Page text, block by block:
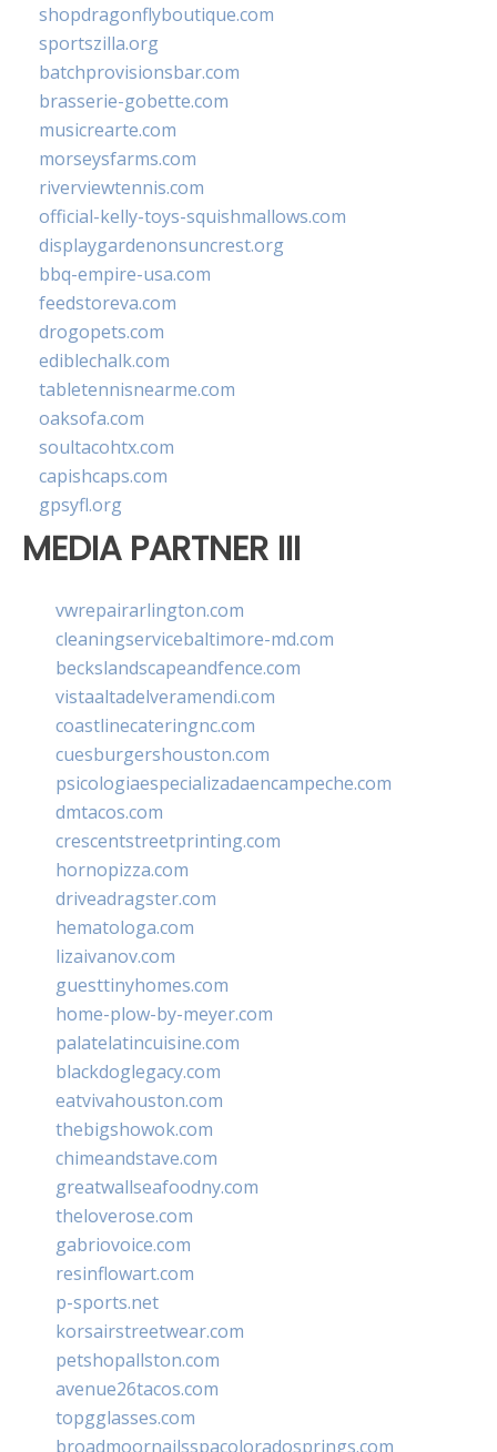
shopdragonflyboutique.com
sportszilla.org
batchprovisionsbar.com
brasserie-gobette.com
musicrearte.com
morseysfarms.com
riverviewtennis.com
official-kelly-toys-squishmallows.com
displaygardenonsuncrest.org
bbq-empire-usa.com
feedstoreva.com
drogopets.com
ediblechalk.com
tabletennisnearme.com
oaksofa.com
soultacohtx.com
capishcaps.com
gpsyfl.org
MEDIA PARTNER III
vwrepairarlington.com
cleaningservicebaltimore-md.com
beckslandscapeandfence.com
vistaaltadelveramendi.com
coastlinecateringnc.com
cuesburgershouston.com
psicologiaespecializadaencampeche.com
dmtacos.com
crescentstreetprinting.com
hornopizza.com
driveadragster.com
hematologa.com
lizaivanov.com
guesttinyhomes.com
home-plow-by-meyer.com
palatelatincuisine.com
blackdoglegacy.com
eatvivahouston.com
thebigshowok.com
chimeandstave.com
greatwallseafoodny.com
theloverose.com
gabriovoice.com
resinflowart.com
p-sports.net
korsairstreetwear.com
petshopallston.com
avenue26tacos.com
topgglasses.com
broadmoornailsspacoloradosprings.com